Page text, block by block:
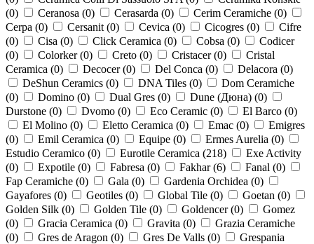
(0) Ceranosa (0) Cerasarda (0) Cerim Ceramiche (0)
Cerpa (0) Cersanit (0) Cevica (0) Cicogres (0)
Cifre
(0) Cisa (0) Click Ceramica (0) Cobsa (0)
Codicer
(0) Colorker (0) Creto (0) Cristacer (0)
Cristal
Ceramica (0) Decocer (0) Del Conca (0) Delacora (0)
DeShun Ceramics (0) DNA Tiles (0)
Dom Ceramiche
(0) Domino (0) Dual Gres (0) Dune (Дюна) (0)
Durstone (0) Dvomo (0) Eco Ceramic (0) El Barco (0)
El Molino (0) Eletto Ceramica (0) Emac (0)
Emigres
(0) Emil Ceramica (0) Equipe (0) Ermes Aurelia (0)
Estudio Ceramico (0) Eurotile Ceramica (218)
Exe Activity
(0) Expotile (0) Fabresa (0) Fakhar (6) Fanal (0)
Fap Ceramiche (0) Gala (0) Gardenia Orchidea (0)
Gayafores (0) Geotiles (0) Global Tile (0) Goetan (0)
Golden Silk (0) Golden Tile (0) Goldencer (0)
Gomez
(0) Gracia Ceramica (0) Gravita (0)
Grazia Ceramiche
(0) Gres de Aragon (0) Gres De Valls (0)
Grespania